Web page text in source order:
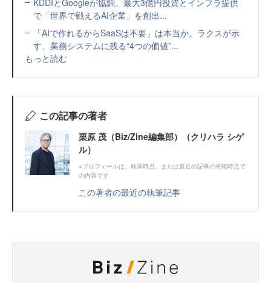
で「世界で戦えるAI企業」を創出...
「AIで作れるからSaaSは不要」は本当か。ラクスが示
す、業務システムに残る“4つの価値”...
もっと読む
この記事の著者
栗原 茂（Biz/Zine編集部）（クリハラ シゲ
ル）
※プロフィールは、執筆時点、または直近の記事の寄稿時点で
の内容です
この著者の最近の執筆記事